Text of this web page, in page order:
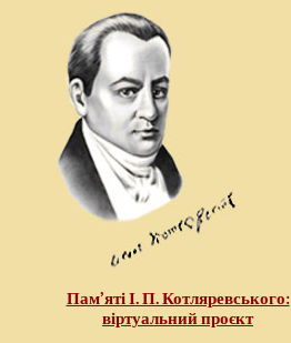
Пам’яті І. П. Котляревського:
віртуальний проєкт